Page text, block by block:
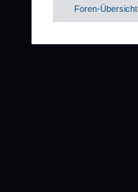
Foren-Übersicht